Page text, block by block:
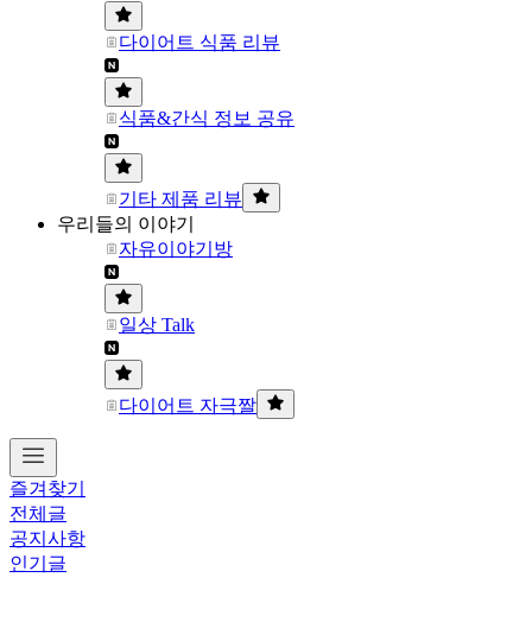
다이어트 식품 리뷰
식품&간식 정보 공유
기타 제품 리뷰
우리들의 이야기
자유이야기방
일상 Talk
다이어트 자극짤
즐겨찾기
전체글
공지사항
인기글